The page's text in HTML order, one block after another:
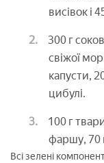
висівок і
300 г
свіжої
капусти,
цибулі.
100 г
фаршу, 70
Всі зелені